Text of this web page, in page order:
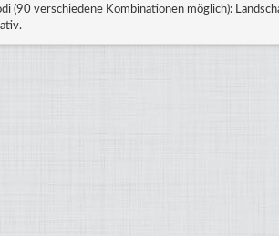
(90 verschiedene Kombinationen möglich):